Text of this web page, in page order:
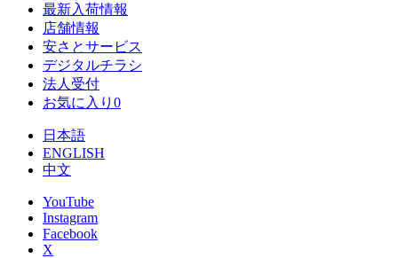
最新入荷情報
店舗情報
安さとサービス
デジタルチラシ
法人受付
お気に入り 0
日本語
ENGLISH
中文
YouTube
Instagram
Facebook
X